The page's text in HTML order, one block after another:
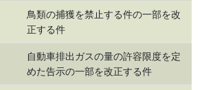
鳥類の捕獲を禁止する件の一部を改
正する件
自動車排出ガスの量の許容限度を定
めた告示の一部を改正する件